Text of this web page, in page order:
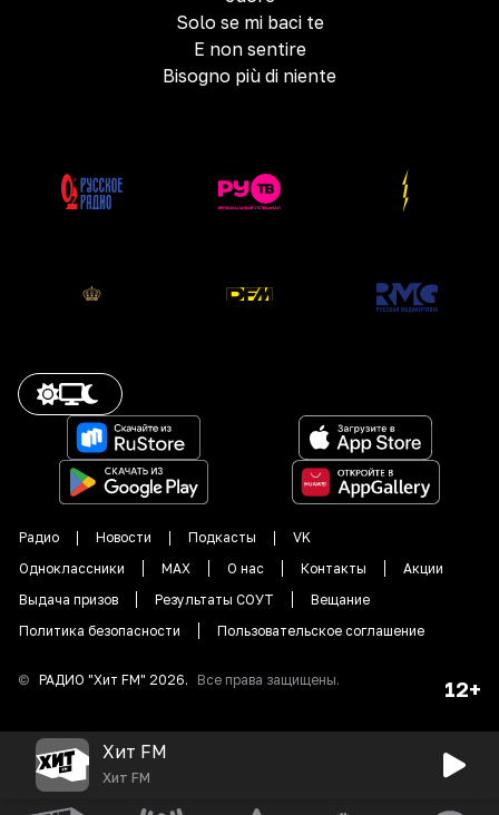
Solo se mi baci te
E non sentire
Bisogno più di niente
Радио Новости Подкасты
VK
Одноклассники
MAX О нас Контакты
Акции
Выдача призов
Результаты СОУТ
Вещание
Политика безопасности
Пользовательское соглашение
© РАДИО "Хит FM" 2026. Все права защищены. 12+
Хит FM
Хит FM